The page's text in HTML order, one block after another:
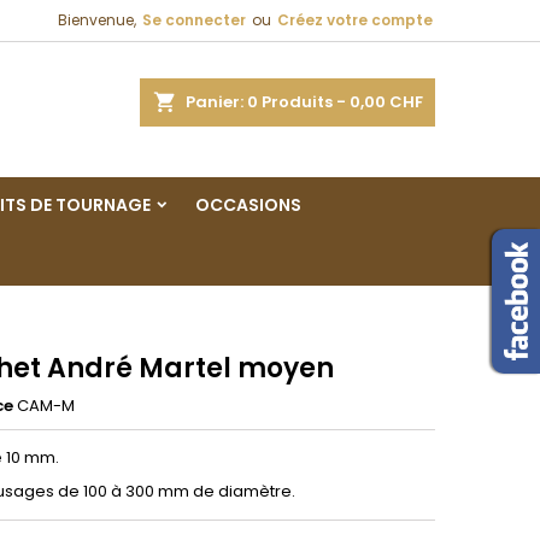
Bienvenue, Se connecter ou Créez votre compte
Panier 0 Produits - 0,00 CHF
DE TOURNAGE OCCASIONS
André Martel moyen
CAM-M
mm.
de 100 à 300 mm de diamètre.